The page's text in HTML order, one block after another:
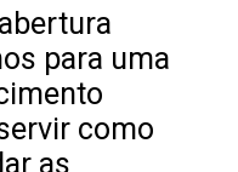
para uma
como
as